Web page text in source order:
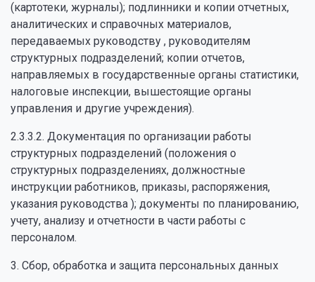
(картотеки, журналы); подлинники и копии отчетных,
аналитических и справочных материалов,
передаваемых руководству , руководителям
структурных подразделений; копии отчетов,
направляемых в государственные органы статистики,
налоговые инспекции, вышестоящие органы
управления и другие учреждения).
2.3.3.2. Документация по организации работы
структурных подразделений (положения о
структурных подразделениях, должностные
инструкции работников, приказы, распоряжения,
указания руководства ); документы по планированию,
учету, анализу и отчетности в части работы с
персоналом.
3. Сбор, обработка и защита персональных данных